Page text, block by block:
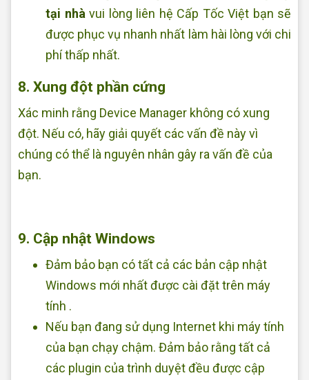
tại nhà vui lòng liên hệ Cấp Tốc Việt bạn sẽ
được phục vụ nhanh nhất làm hài lòng với chi
phí thấp nhất.
8. Xung đột phần cứng
Xác minh rằng Device Manager không có xung
đột. Nếu có, hãy giải quyết các vấn đề này vì
chúng có thể là nguyên nhân gây ra vấn đề của
bạn.
9. Cập nhật Windows
Đảm bảo bạn có tất cả các bản cập nhật
Windows mới nhất được cài đặt trên máy
tính .
Nếu bạn đang sử dụng Internet khi máy tính
của bạn chạy chậm. Đảm bảo rằng tất cả
các plugin của trình duyệt đều được cập